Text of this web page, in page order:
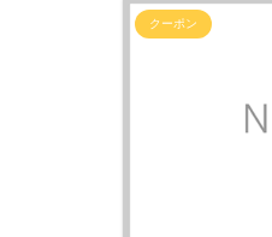
クーポン